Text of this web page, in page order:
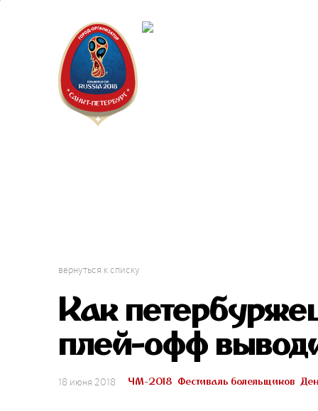
вернуться к списку
Как
плей-офф
18 июня 2018 ЧМ-2018 Фестиваль болельщиков